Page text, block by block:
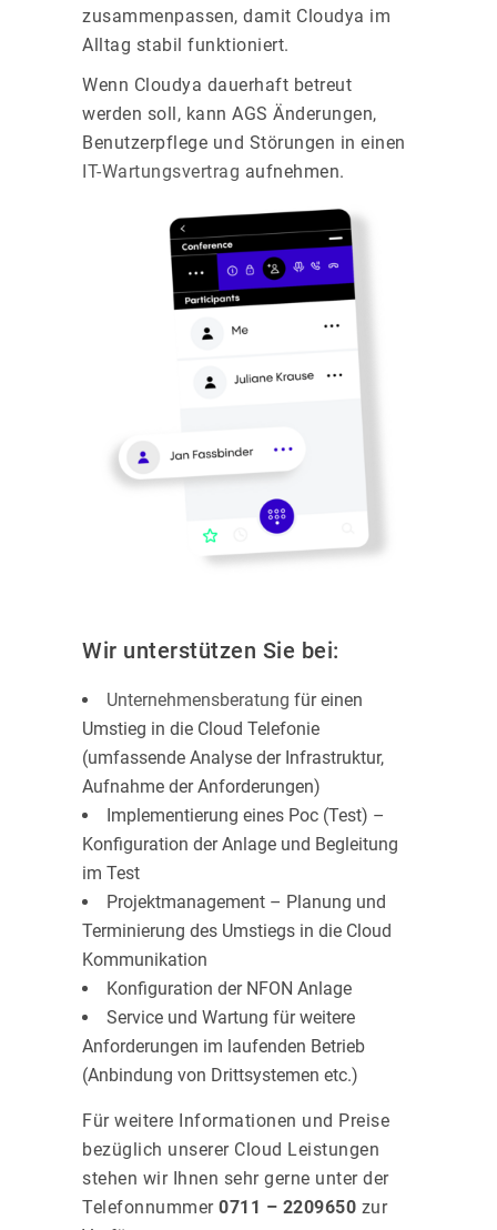
zusammenpassen, damit Cloudya im
Alltag stabil funktioniert.
Wenn Cloudya dauerhaft betreut
werden soll, kann AGS Änderungen,
Benutzerpflege und Störungen in einen
IT-Wartungsvertrag aufnehmen.
Wir unterstützen Sie bei:
Unternehmensberatung für einen
Umstieg in die Cloud Telefonie
(umfassende Analyse der Infrastruktur,
Aufnahme der Anforderungen)
Implementierung eines Poc (Test) –
Konfiguration der Anlage und Begleitung
im Test
Projektmanagement – Planung und
Terminierung des Umstiegs in die Cloud
Kommunikation
Konfiguration der NFON Anlage
Service und Wartung für weitere
Anforderungen im laufenden Betrieb
(Anbindung von Drittsystemen etc.)
Für weitere Informationen und Preise
bezüglich unserer Cloud Leistungen
stehen wir Ihnen sehr gerne unter der
Telefonnummer 0711 – 2209650 zur